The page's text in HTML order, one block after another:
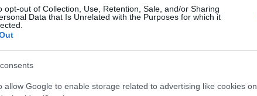
opt-out of Collection, Use, Retention, Sale, and/or Sharing
Data that Is Unrelated with the Purposes for which it
allow Google to enable storage related to advertising like cookies on
συνομιλίες που είχαμε»,
και στην καταπολέμηση της
διαδεδομένου στις ΗΠΑ
για το «
τη σύσταση κοινής ομάδας ειδικών
νοημοσύνης.